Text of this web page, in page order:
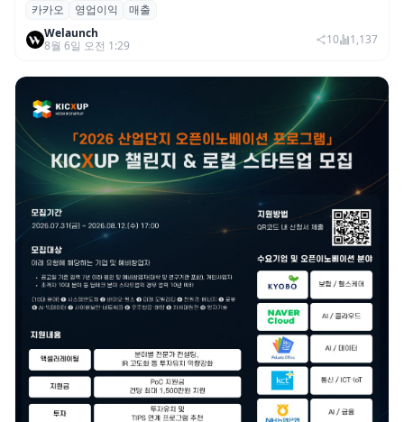
카카오, 2026년 2분기 매출 2조985억·영업
이익 2770억…역대 분기 최대
카카오 영업이익
매출
Welaunch
8월 6일 오전 1:29
10 1,137